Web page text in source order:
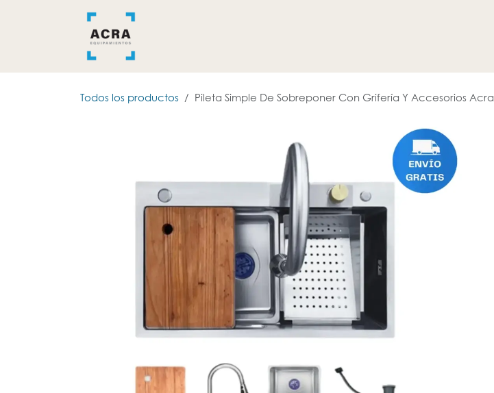
Todos los productos Pileta Simple De Sobreponer Con Grifería Y Accesorios Acra